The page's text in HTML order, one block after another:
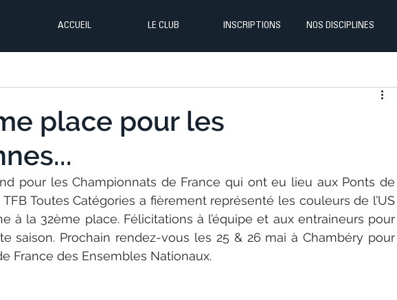
ACCUEIL LE CLUB INSCRIPTIONS NOS DISCIPLINES
place pour les
pour les Championnats de France qui ont eu lieu aux Ponts de
Toutes Catégories a fièrement représenté les couleurs de l’US
à la 32ème place. Félicitations à l’équipe et aux entraineurs pour
saison. Prochain rendez-vous les 25 & 26 mai à Chambéry pour
France des Ensembles Nationaux.